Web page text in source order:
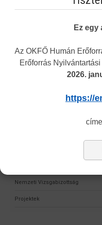
Szakképzőhelyi akkreditáció
Humán Erőforrás Képzési
Humán Erőforrás Képzési
Nemzeti Vizsgabizottság
Projektek
Ez egy
Az OKFŐ Humán
Erőforrás
2026.
https://